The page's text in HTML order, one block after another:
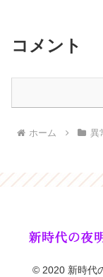
コメント
ホーム 異
© 2020 新時代